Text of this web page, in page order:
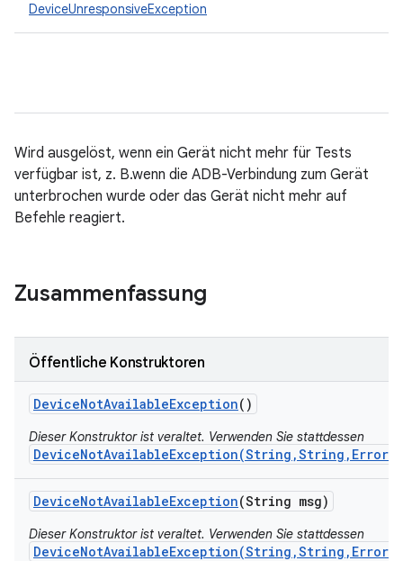
DeviceUnresponsiveException
Wird ausgelöst, wenn ein Gerät nicht mehr für Tests
verfügbar ist, z. B.wenn die ADB-Verbindung zum Gerät
unterbrochen wurde oder das Gerät nicht mehr auf
Befehle reagiert.
Zusammenfassung
Öffentliche Konstruktoren
DeviceNotAvailableException()
Dieser Konstruktor ist veraltet. Verwenden Sie stattdessen
DeviceNotAvailableException(String msg)
Dieser Konstruktor ist veraltet. Verwenden Sie stattdessen